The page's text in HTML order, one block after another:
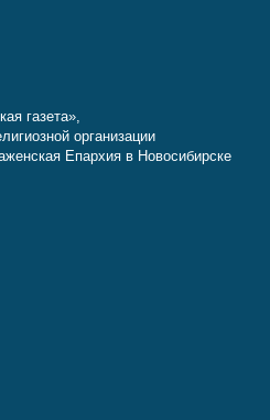
газета»,
организации
Епархия в Новосибирске